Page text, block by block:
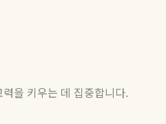
을 키우는 데 집중합니다.